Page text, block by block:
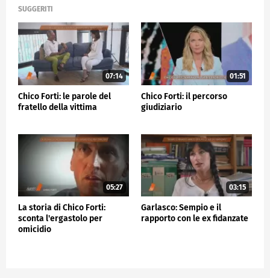
SUGGERITI
07:14
Chico Forti: le parole del
fratello della vittima
01:51
Chico Forti: il percorso
giudiziario
05:27
La storia di Chico Forti:
sconta l'ergastolo per
omicidio
03:15
Garlasco: Sempio e il
rapporto con le ex fidanzate